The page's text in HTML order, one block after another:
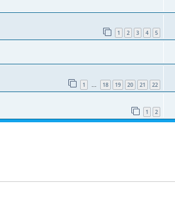
1 2 3 4 5
1 … 18 19 20 21 22
1 2